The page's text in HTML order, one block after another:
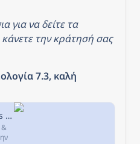
για να δείτε τα
την κράτησή σας
7.3, καλή
Hotel Fiera Wellness & Spa, Μπολόνια, Ιταλία
&